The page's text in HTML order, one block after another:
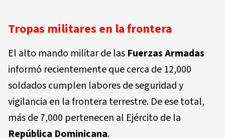
Tropas militares en la frontera
El alto mando militar de las Fuerzas Armadas
informó recientemente que cerca de 12,000
soldados cumplen labores de seguridad y
vigilancia en la frontera terrestre. De ese total,
más de 7,000 pertenecen al Ejército de la
República Dominicana.